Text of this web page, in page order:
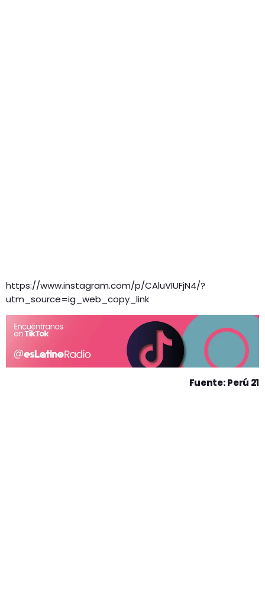
https://www.instagram.com/p/CAluVIUFjN4/?
utm_source=ig_web_copy_link
Fuente: Perú 21